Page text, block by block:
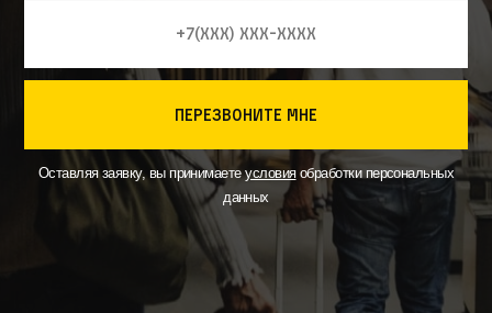
перезвоните мне
Оставляя заявку, вы принимаетеусловияобработки персональных
данных